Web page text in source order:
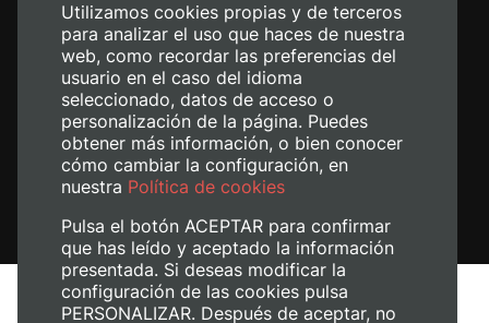
Aviso legal
Utilizamos cookies propias y de terceros
para analizar el uso que haces de nuestra
web, como recordar las preferencias del
usuario en el caso del idioma
seleccionado, datos de acceso o
personalización de la página. Puedes
obtener más información, o bien conocer
cómo cambiar la configuración, en
nuestra Política de cookies
Pulsa el botón ACEPTAR para confirmar
que has leído y aceptado la información
presentada. Si deseas modificar la
configuración de las cookies pulsa
PERSONALIZAR. Después de aceptar, no